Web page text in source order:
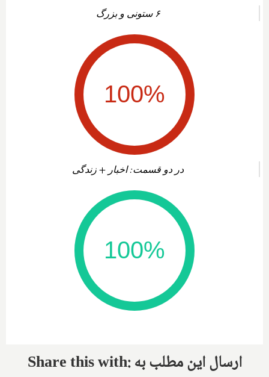
۶ ستونی و بزرگ
در دو قسمت: اخبار + زندگی
Share this with: ارسال این مطلب به